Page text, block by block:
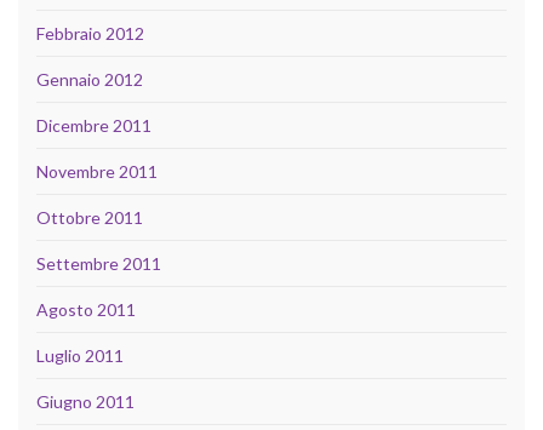
Febbraio 2012
Gennaio 2012
Dicembre 2011
Novembre 2011
Ottobre 2011
Settembre 2011
Agosto 2011
Luglio 2011
Giugno 2011